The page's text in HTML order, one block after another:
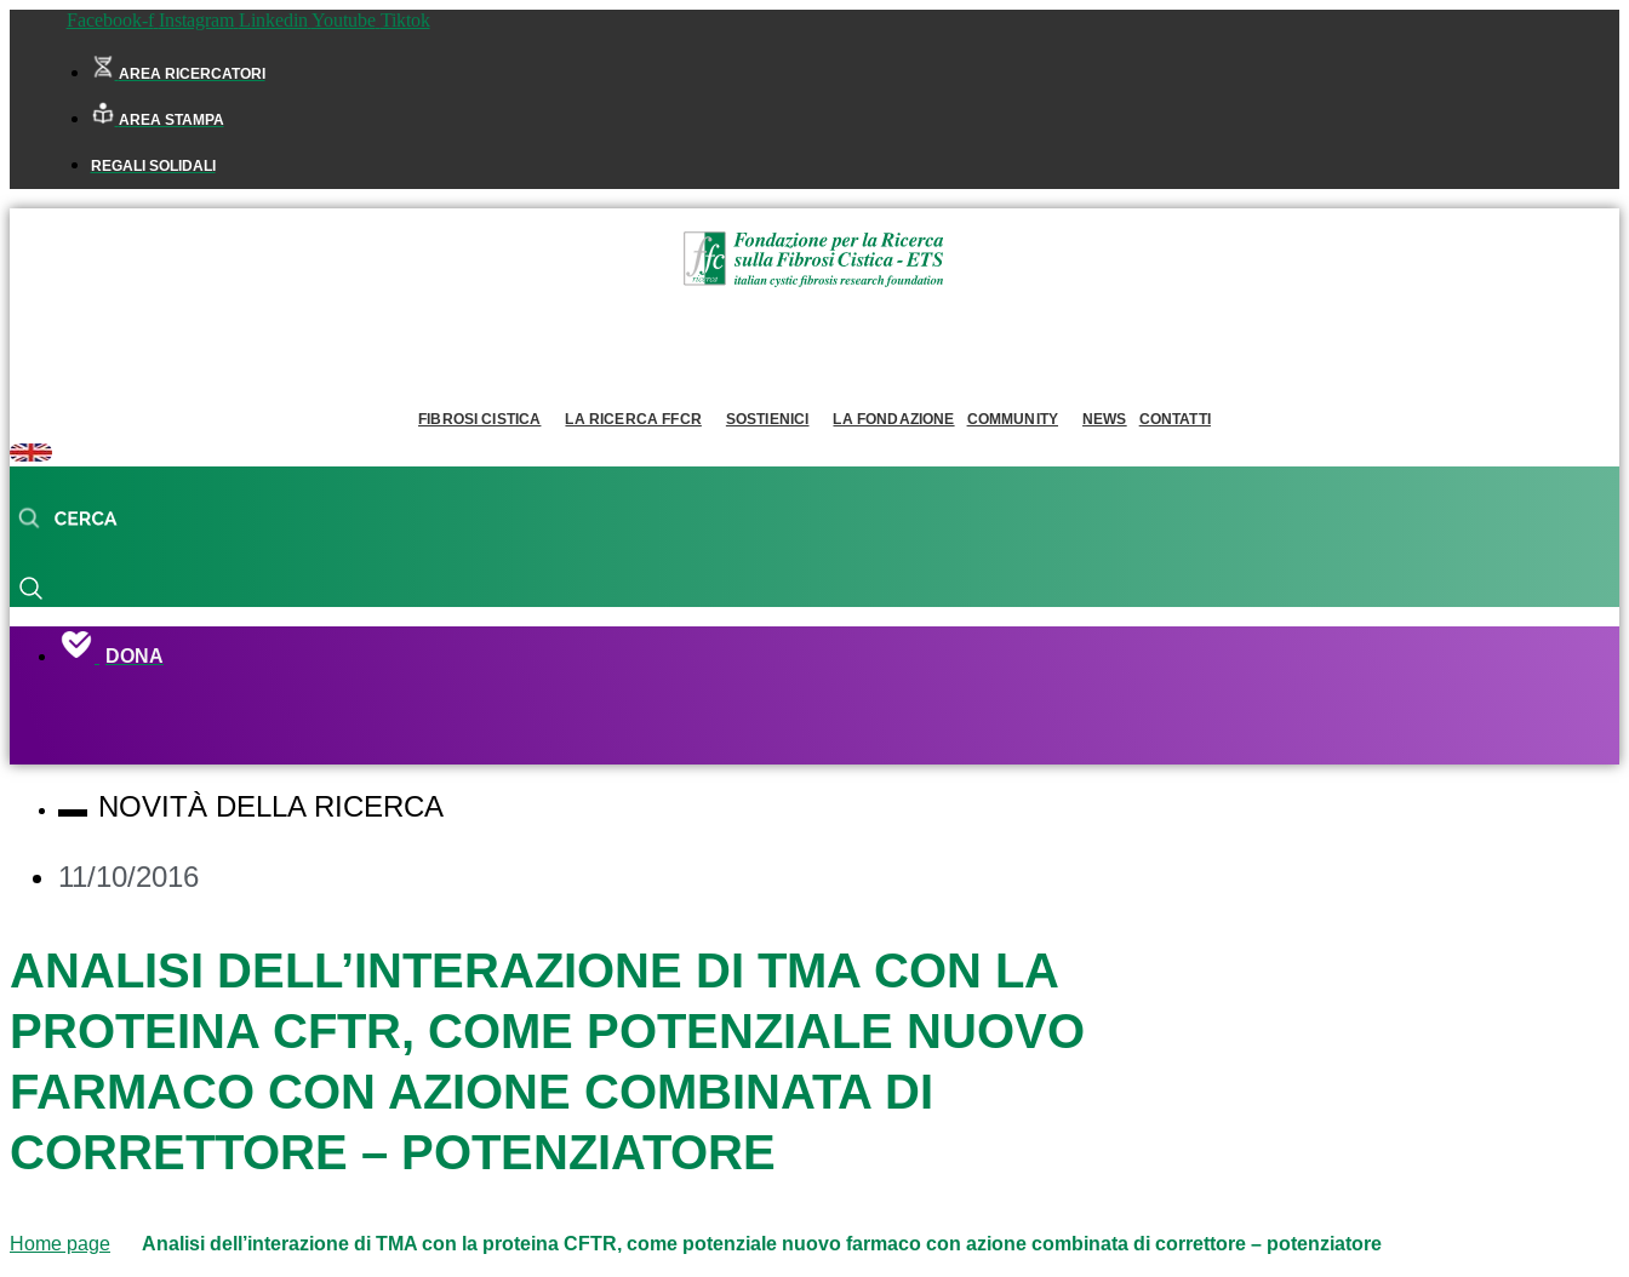
Facebook-f Instagram Linkedin Youtube Tiktok
AREA RICERCATORI
AREA STAMPA
REGALI SOLIDALI
FIBROSI CISTICA LA RICERCA FFCR SOSTIENICI LA FONDAZIONE COMMUNITY NEWS CONTATTI
DONA
NOVITÀ DELLA RICERCA
11/10/2016
ANALISI DELL’INTERAZIONE DI TMA CON LA
PROTEINA CFTR, COME POTENZIALE NUOVO
FARMACO CON AZIONE COMBINATA DI
CORRETTORE – POTENZIATORE
Home page Analisi dell’interazione di TMA con la proteina CFTR, come potenziale nuovo farmaco con azione combinata di correttore – potenziatore